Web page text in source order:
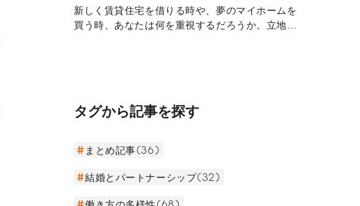
（CEO）としてハチミツの良さを世の中に伝えて
いる。彼女が、なぜ100人以上の社員を抱える会
新しく賃貸住宅を借りる時や、夢のマイホームを
買う時、あなたは何を重視するだろうか。立地、
ことを考え抜き、「エンドユーザーファースト」
タグから記事を探す
まとめ記事(36)
結婚とパートナーシップ(32)